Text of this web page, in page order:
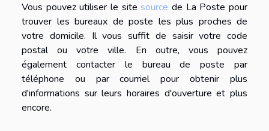
Vous pouvez utiliser le site source de La Poste pour
trouver les bureaux de poste les plus proches de
votre domicile. Il vous suffit de saisir votre code
postal ou votre ville. En outre, vous pouvez
également contacter le bureau de poste par
téléphone ou par courriel pour obtenir plus
d'informations sur leurs horaires d'ouverture et plus
encore.